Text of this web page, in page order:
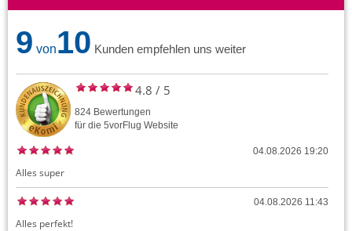
9 von10 Kunden empfehlen uns weiter
4.8 / 5
824 Bewertungen
für die 5vorFlug Website
04.08.2026 19:20
Alles super
04.08.2026 11:43
Alles perfekt!